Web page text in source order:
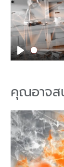
Play
คุณอาจส